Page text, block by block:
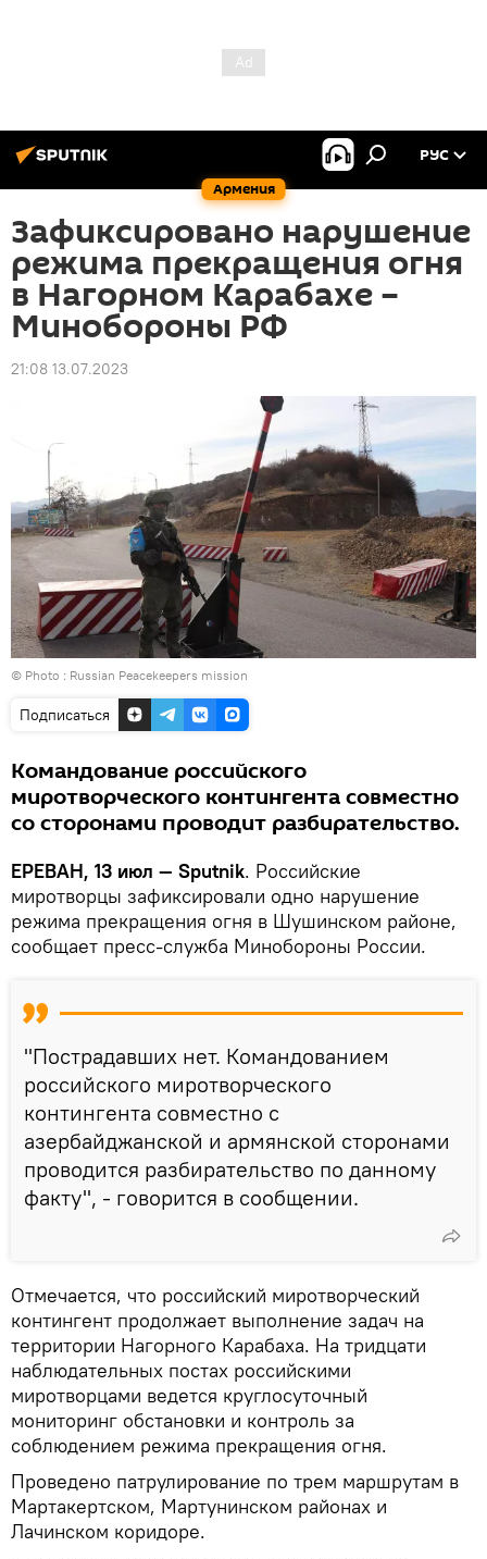
Армения
РУС
Зафиксировано нарушение
режима прекращения огня
в Нагорном Карабахе –
Минобороны РФ
21:08 13.07.2023
© Photo : Russian Peacekeepers mission
Подписаться
Командование российского
миротворческого контингента совместно
со сторонами проводит разбирательство.
ЕРЕВАН, 13 июл — Sputnik. Российские
миротворцы зафиксировали одно нарушение
режима прекращения огня в Шушинском районе,
сообщает пресс-служба Минобороны России.
"Пострадавших нет. Командованием
российского миротворческого
контингента совместно с
азербайджанской и армянской сторонами
проводится разбирательство по данному
факту", - говорится в сообщении.
Отмечается, что российский миротворческий
контингент продолжает выполнение задач на
территории Нагорного Карабаха. На тридцати
наблюдательных постах российскими
миротворцами ведется круглосуточный
мониторинг обстановки и контроль за
соблюдением режима прекращения огня.
Проведено патрулирование по трем маршрутам в
Мартакертском, Мартунинском районах и
Лачинском коридоре.